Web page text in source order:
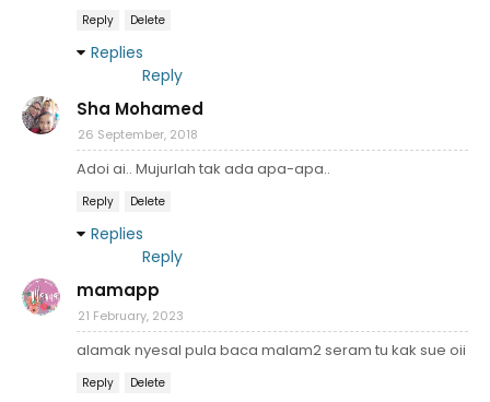
Reply Delete
Replies
Reply
Sha Mohamed
26 September, 2018
Adoi ai.. Mujurlah tak ada apa-apa..
Reply Delete
Replies
Reply
mamapp
21 February, 2023
alamak nyesal pula baca malam2 seram tu kak sue oii
Reply Delete